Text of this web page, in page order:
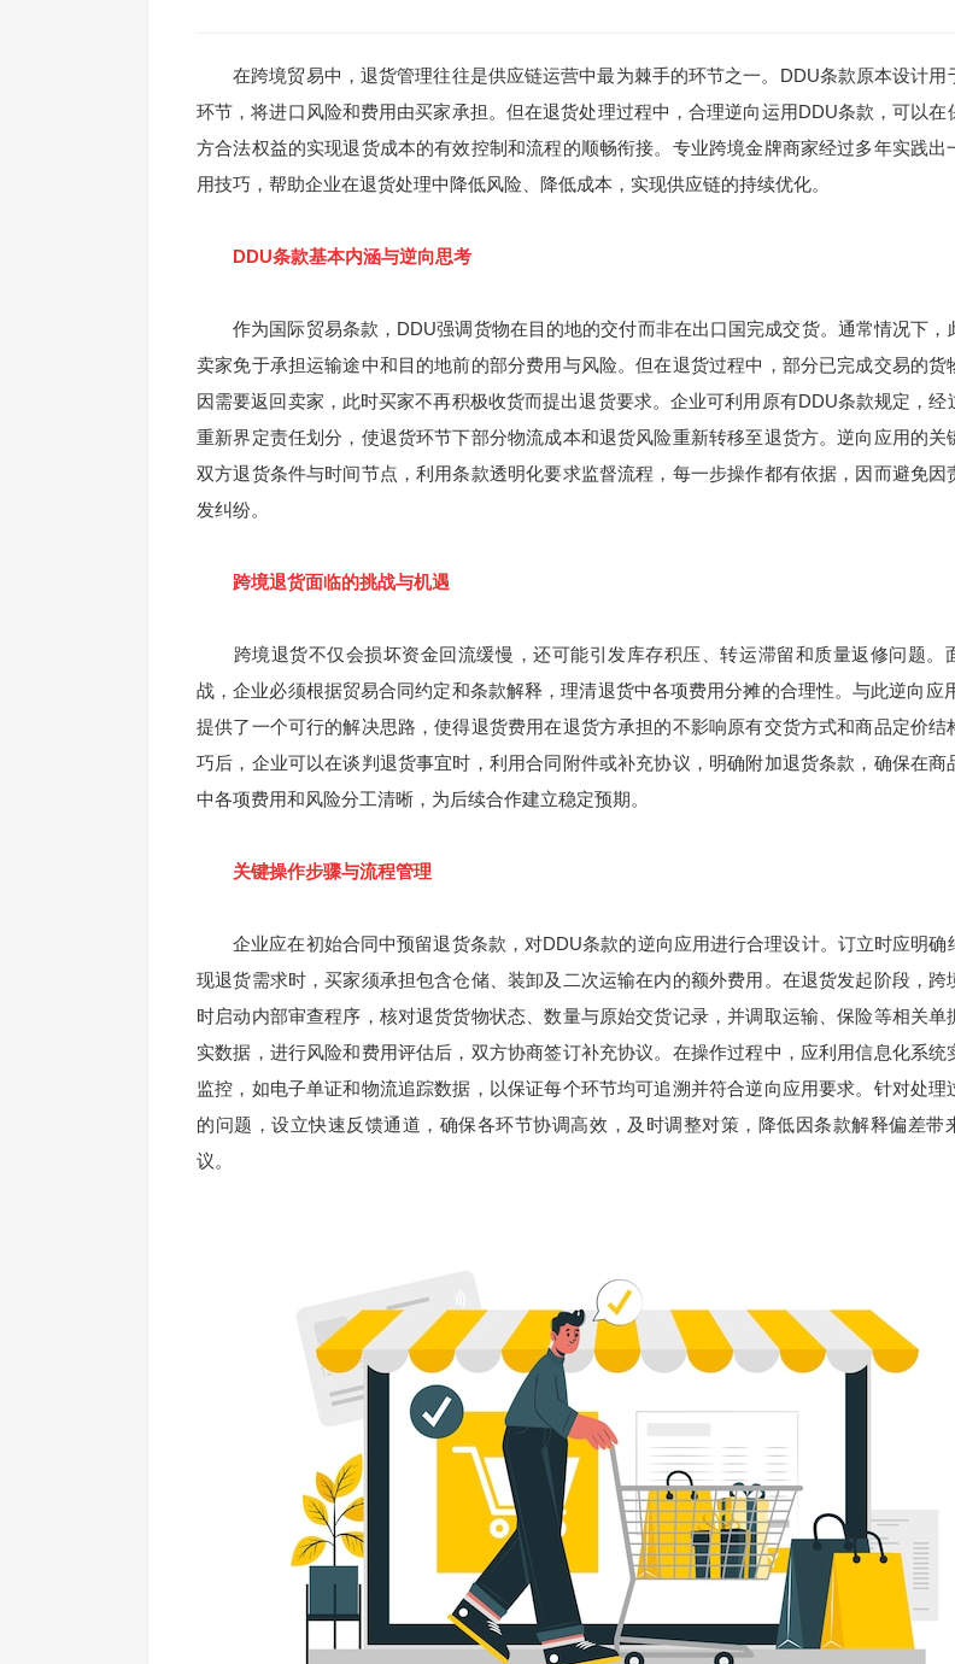
在跨境贸易中，退货管理往往是供应链运营中最为棘手的环节之一。DDU条款原本设计用
环节，将进口风险和费用由买家承担。但在退货处理过程中，合理逆向运用DDU条款，可以在
方合法权益的实现退货成本的有效控制和流程的顺畅衔接。专业跨境金牌商家经过多年实践出
用技巧，帮助企业在退货处理中降低风险、降低成本，实现供应链的持续优化。
DDU条款基本内涵与逆向思考
作为国际贸易条款，DDU强调货物在目的地的交付而非在出口国完成交货。通常情况下，
卖家免于承担运输途中和目的地前的部分费用与风险。但在退货过程中，部分已完成交易的货
因需要返回卖家，此时买家不再积极收货而提出退货要求。企业可利用原有DDU条款规定，经
重新界定责任划分，使退货环节下部分物流成本和退货风险重新转移至退货方。逆向应用的关
双方退货条件与时间节点，利用条款透明化要求监督流程，每一步操作都有依据，因而避免因
发纠纷。
跨境退货面临的挑战与机遇
跨境退货不仅会损坏资金回流缓慢，还可能引发库存积压、转运滞留和质量返修问题。
战，企业必须根据贸易合同约定和条款解释，理清退货中各项费用分摊的合理性。与此逆向应
提供了一个可行的解决思路，使得退货费用在退货方承担的不影响原有交货方式和商品定价结
巧后，企业可以在谈判退货事宜时，利用合同附件或补充协议，明确附加退货条款，确保在商
中各项费用和风险分工清晰，为后续合作建立稳定预期。
关键操作步骤与流程管理
企业应在初始合同中预留退货条款，对DDU条款的逆向应用进行合理设计。订立时应明确
现退货需求时，买家须承担包含仓储、装卸及二次运输在内的额外费用。在退货发起阶段，跨
时启动内部审查程序，核对退货货物状态、数量与原始交货记录，并调取运输、保险等相关单
实数据，进行风险和费用评估后，双方协商签订补充协议。在操作过程中，应利用信息化系统
监控，如电子单证和物流追踪数据，以保证每个环节均可追溯并符合逆向应用要求。针对处理
的问题，设立快速反馈通道，确保各环节协调高效，及时调整对策，降低因条款解释偏差带
议。